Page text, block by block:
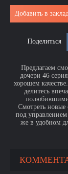
Добавить в
Поделиться
Предлагаем
дочери 46
хорошем
делитесь
Смотреть новые
под
же в удобном